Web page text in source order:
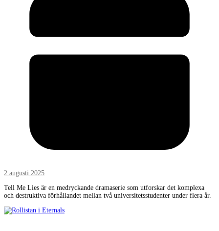
2 augusti 2025
Tell Me Lies är en medryckande dramaserie som utforskar det komplexa
och destruktiva förhållandet mellan två universitetsstudenter under flera år.